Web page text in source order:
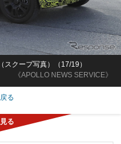
《APOLLO NEWS SERVICE》
スクープ写真）（17/19）
る